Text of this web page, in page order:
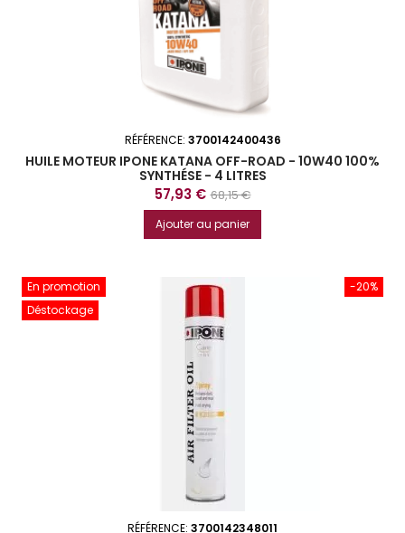
RÉFÉRENCE: 3700142400436
HUILE MOTEUR IPONE KATANA OFF-ROAD - 10W40 100%
SYNTHÉSE - 4 LITRES
Prix
57,93 € Prix
base
68,15 €
Ajouter au panier
-20%
En promotion
Déstockage
RÉFÉRENCE: 3700142348011